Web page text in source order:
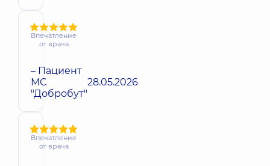
Впечатление
от врача
– Пациент
МС
"Добробут"
28.05.2026
Впечатление
от врача